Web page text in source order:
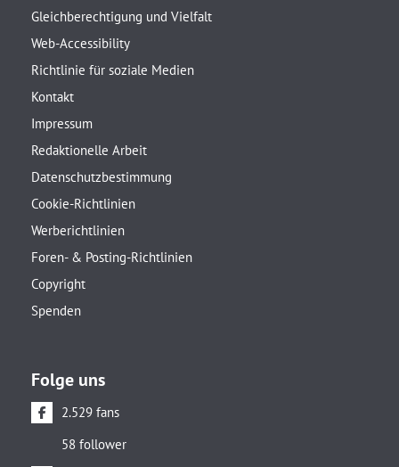
Gleichberechtigung und Vielfalt
Web-Accessibility
Richtlinie für soziale Medien
Kontakt
Impressum
Redaktionelle Arbeit
Datenschutzbestimmung
Cookie-Richtlinien
Werberichtlinien
Foren- & Posting-Richtlinien
Copyright
Spenden
Folge uns
2.529 fans
58 follower